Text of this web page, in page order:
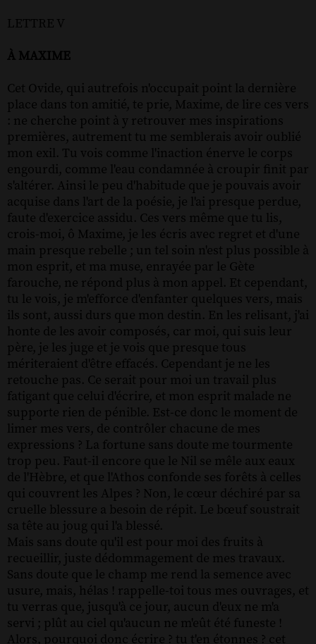
LETTRE V
À MAXIME
Cet Ovide, qui autrefois n'occupait point la dernière
place dans ton amitié, te prie, Maxime, de lire ces vers
: ne cherche point à y retrouver mes inspirations
premières, autrement tu me semblerais avoir oublié
mon exil. Tu vois comme l'inaction énerve le corps
engourdi, comme l'eau condamnée à croupir finit par
s'altérer. Ainsi le peu d'habitude que je pouvais avoir
acquise dans l'art de la poésie, je l'ai presque perdue,
faute d'exercice assidu. Ces vers même que tu lis,
crois-moi, ô Maxime, je les écris avec regret et d'une
main presque rebelle ; un tel soin n'est plus possible à
mon esprit, et ma muse, enrayée par le Gète
farouche, ne répond plus à mon appel. Et cependant,
tu le vois, je m'efforce d'enfanter quelques vers, mais
ils sont, aussi durs que mon destin. En les relisant, j'ai
honte de les avoir composés, car moi, qui suis leur
père, je les juge et je vois que presque tous
mériteraient d'être effacés. Cependant je ne les
retouche pas. Ce serait pour moi un travail plus
fatigant que celui d'écrire, et mon esprit malade ne
supporte rien de pénible. Est-ce donc le moment de
limer mes vers, de contrôler chacune de mes
expressions ? La fortune sans doute me tourmente
trop peu. Faut-il encore que le Nil se mêle aux eaux
de l'Hèbre, et que l'Athos confonde ses forêts à celles
qui couvrent les Alpes ? Non, le cœur déchiré par sa
cruelle blessure a besoin de répit. Le bœuf soustrait
sa tête au joug qui l'a blessé.
Mais sans doute qu'il est pour moi des fruits à
recueillir, juste dédommagement de mes travaux.
Sans doute que le champ me rend la semence avec
usure, mais, hélas ! rappelle-toi tous mes ouvrages, et
tu verras que, jusqu'à ce jour, aucun d'eux ne m'a
servi ; plût au ciel qu'aucun ne m'eût été funeste !
Alors, pourquoi donc écrire ? tu t'en étonnes ? cet